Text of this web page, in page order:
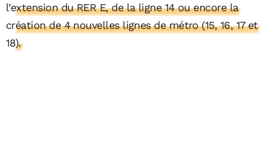
l’extension du RER E, de la ligne 14 ou encore la
création de 4 nouvelles lignes de métro (15, 16, 17 et
18).